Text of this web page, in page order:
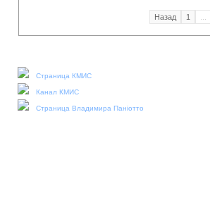
Назад 1
Страница КМИС
Канал КМИС
Страница Владимира Паніотто